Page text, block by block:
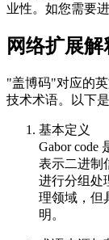
业性。如您需要
网络扩展解
"盖博码"对应的
技术术语。以下
基本定义
Gabor code
表示二进制
进行分组处
理领域，但
明。